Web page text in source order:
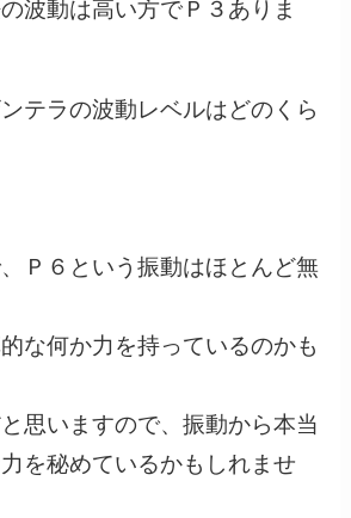
波動は高い方でＰ３ありま
テラの波動レベルはどのくら
Ｐ６という振動はほとんど無
な何か力を持っているのかも
思いますので、振動から本当
を秘めているかもしれませ